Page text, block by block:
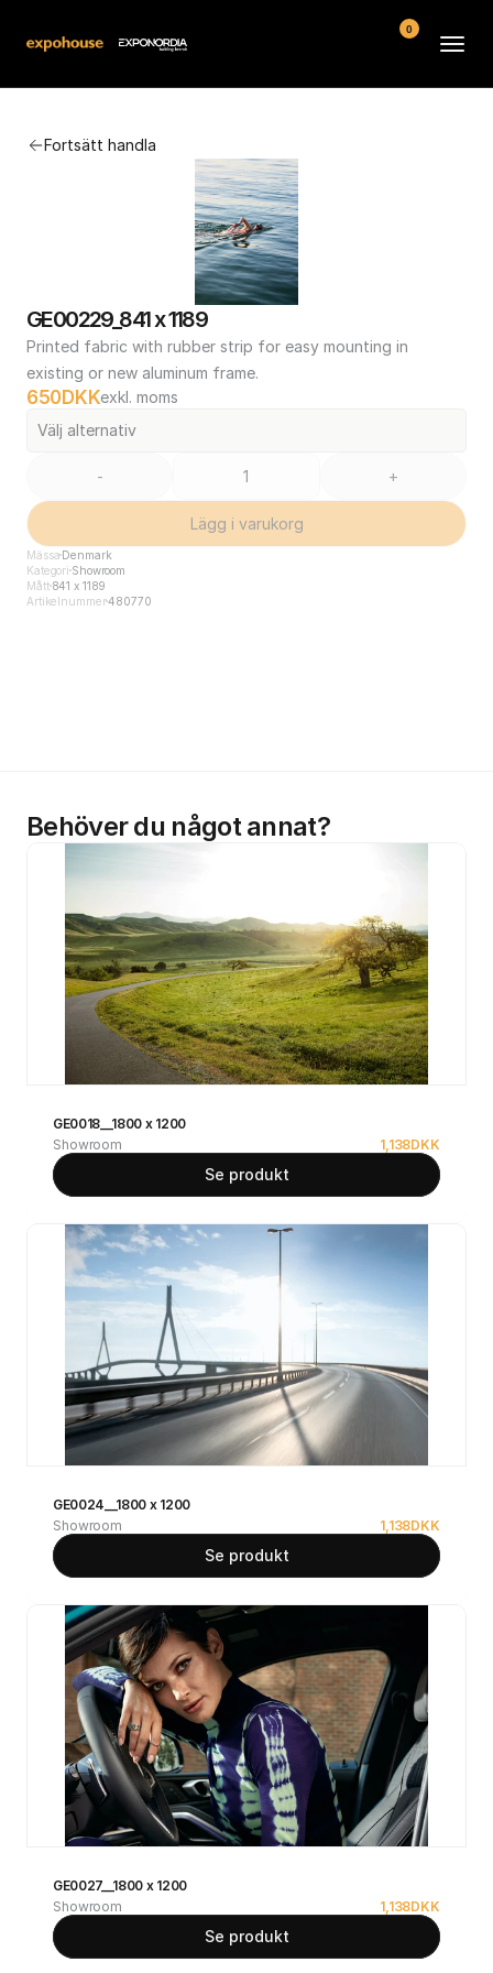
Fortsätt handla
GE00229_841 x 1189
Printed fabric with rubber strip for easy mounting in
existing or new aluminum frame.
650DKKexkl. moms
Välj alternativ
- +
Lägg i varukorg
Mässa Denmark
Kategori Showroom
Mått841 x 1189
Artikelnummer480770
Behöver du något annat?
GE0018__1800 x 1200
Showroom
1,138DKK
Se produkt
GE0024__1800 x 1200
Showroom
1,138DKK
Se produkt
GE0027__1800 x 1200
Showroom
1,138DKK
Se produkt
Kontakt
Köpvillkor
0